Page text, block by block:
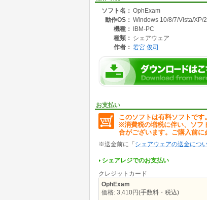
ソフト名： OphExam
動作OS： Windows 10/8/7/Vista/XP/
機種：
IBM-PC
種類： シェアウェア
作者： 若宮 俊司
お支払い
このソフトは有料ソフトです。
※消費税の増税に伴い、ソフ
合がございます。ご購入前に
※送金前に「 シェアウェアの送金につ
シェアレジでのお支払い
クレジットカード
OphExam
価格: 3,410円(手数料・税込)